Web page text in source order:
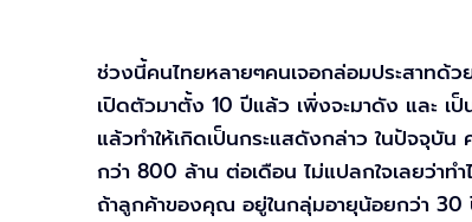
ช่วงนี้คนไทยหลายๆคนเจอกล่อมประสาทด้
เปิดตัวมาตั้ง 10 ปีแล้ว เพิ่งจะมาดัง และ
แล้วทำให้เกิดเป็นกระแสดังกล่าว ในปัจจุ
กว่า 800 ล้าน ต่อเดือน ไม่แปลกใจเลยว่า
ถ้าลูกค้าของคุณ อยู่ในกลุ่มอายุน้อยกว่า